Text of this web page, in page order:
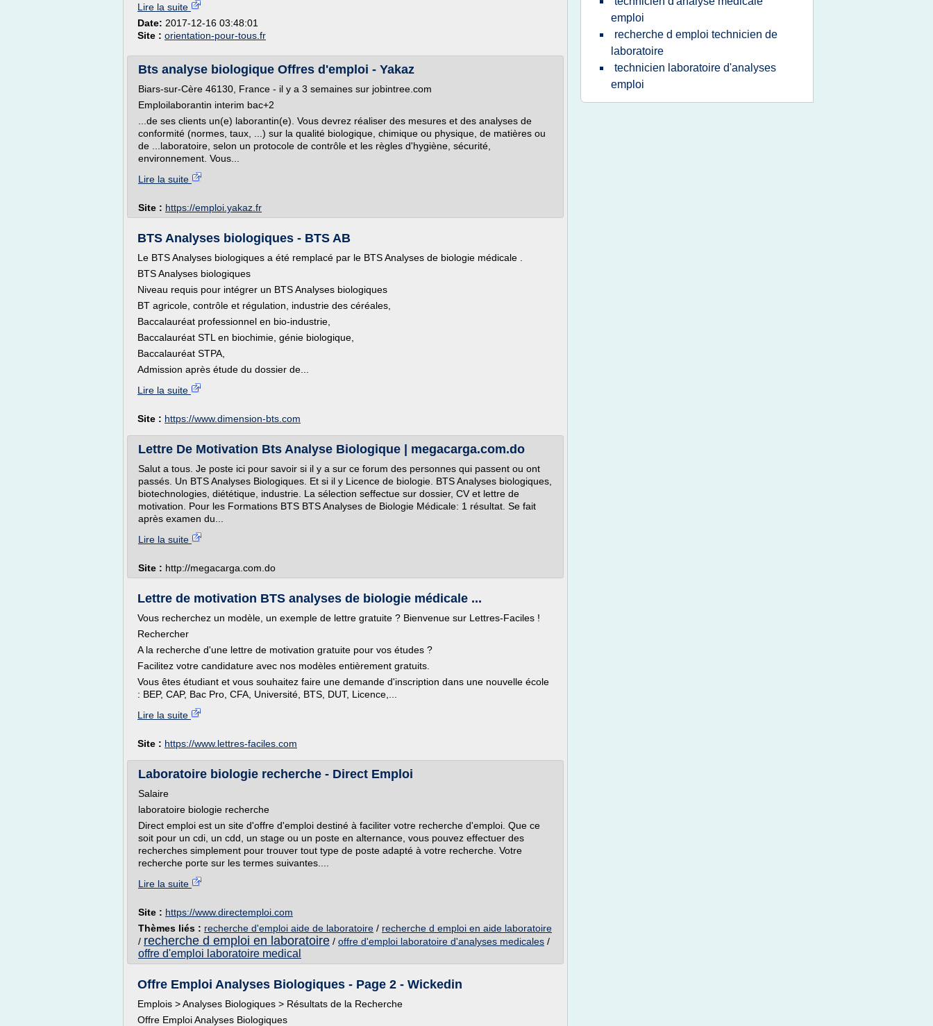
Lire la suite
Date: 2017-12-16 03:48:01
Site : orientation-pour-tous.fr
Bts analyse biologique Offres d'emploi - Yakaz
Biars-sur-Cère 46130, France - il y a 3 semaines sur jobintree.com
Emploilaborantin interim bac+2
...de ses clients un(e) laborantin(e). Vous devrez réaliser des mesures et des analyses de
conformité (normes, taux, ...) sur la qualité biologique, chimique ou physique, de matières ou
de ...laboratoire, selon un protocole de contrôle et les règles d'hygiène, sécurité,
environnement. Vous...
Lire la suite
Site : https://emploi.yakaz.fr
BTS Analyses biologiques - BTS AB
Le BTS Analyses biologiques a été remplacé par le BTS Analyses de biologie médicale .
BTS Analyses biologiques
Niveau requis pour intégrer un BTS Analyses biologiques
BT agricole, contrôle et régulation, industrie des céréales,
Baccalauréat professionnel en bio-industrie,
Baccalauréat STL en biochimie, génie biologique,
Baccalauréat STPA,
Admission après étude du dossier de...
Lire la suite
Site : https://www.dimension-bts.com
Lettre De Motivation Bts Analyse Biologique | megacarga.com.do
Salut a tous. Je poste ici pour savoir si il y a sur ce forum des personnes qui passent ou ont
passés. Un BTS Analyses Biologiques. Et si il y Licence de biologie. BTS Analyses biologiques,
biotechnologies, diététique, industrie. La sélection seffectue sur dossier, CV et lettre de
motivation. Pour les Formations BTS BTS Analyses de Biologie Médicale: 1 résultat. Se fait
après examen du...
Lire la suite
Site : http://megacarga.com.do
Lettre de motivation BTS analyses de biologie médicale ...
Vous recherchez un modèle, un exemple de lettre gratuite ? Bienvenue sur Lettres-Faciles !
Rechercher
A la recherche d'une lettre de motivation gratuite pour vos études ?
Facilitez votre candidature avec nos modèles entièrement gratuits.
Vous êtes étudiant et vous souhaitez faire une demande d'inscription dans une nouvelle école
: BEP, CAP, Bac Pro, CFA, Université, BTS, DUT, Licence,...
Lire la suite
Site : https://www.lettres-faciles.com
Laboratoire biologie recherche - Direct Emploi
Salaire
laboratoire biologie recherche
Direct emploi est un site d'offre d'emploi destiné à faciliter votre recherche d'emploi. Que ce
soit pour un cdi, un cdd, un stage ou un poste en alternance, vous pouvez effectuer des
recherches simplement pour trouver tout type de poste adapté à votre recherche. Votre
recherche porte sur les termes suivantes....
Lire la suite
Site : https://www.directemploi.com
Thèmes liés : recherche d'emploi aide de laboratoire / recherche d emploi en aide laboratoire
/ recherche d emploi en laboratoire / offre d'emploi laboratoire d'analyses medicales /
offre d'emploi laboratoire medical
Offre Emploi Analyses Biologiques - Page 2 - Wickedin
Emplois > Analyses Biologiques > Résultats de la Recherche
Offre Emploi Analyses Biologiques
emploi
recherche d emploi technicien de
laboratoire
technicien laboratoire d'analyses
emploi